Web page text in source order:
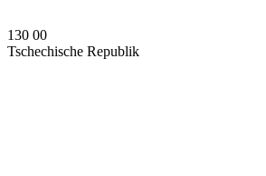
130 00
Tschechische Republik